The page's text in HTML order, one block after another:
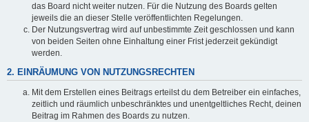
das Board nicht weiter nutzen. Für die Nutzung des Boards gelten
jeweils die an dieser Stelle veröffentlichten Regelungen.
Der Nutzungsvertrag wird auf unbestimmte Zeit geschlossen und kann
von beiden Seiten ohne Einhaltung einer Frist jederzeit gekündigt
werden.
2. EINRÄUMUNG VON NUTZUNGSRECHTEN
Mit dem Erstellen eines Beitrags erteilst du dem Betreiber ein einfaches,
zeitlich und räumlich unbeschränktes und unentgeltliches Recht, deinen
Beitrag im Rahmen des Boards zu nutzen.